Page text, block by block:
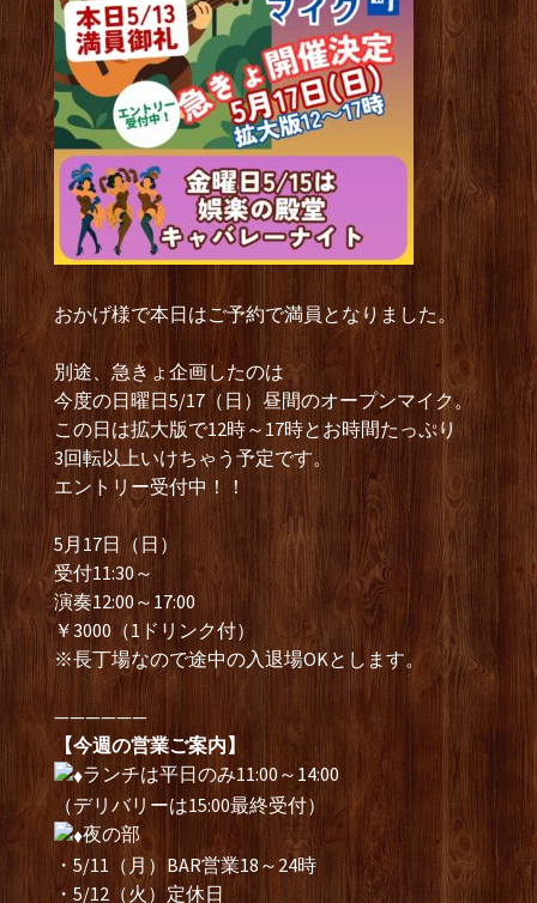
おかげ様で本日はご予約で満員となりました。
別途、急きょ企画したのは
今度の日曜日5/17（日）昼間のオープンマイク。
この日は拡大版で12時～17時とお時間たっぷり
3回転以上いけちゃう予定です。
エントリー受付中！！
5月17日（日）
受付11:30～
演奏12:00～17:00
￥3000（1ドリンク付）
※長丁場なので途中の入退場OKとします。
——————
【今週の営業ご案内】
ランチは平日のみ11:00～14:00
（デリバリーは15:00最終受付）
夜の部
・5/11（月）BAR営業18～24時
・5/12（火）定休日